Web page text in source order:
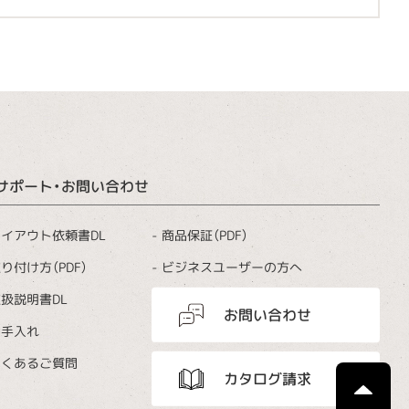
ポート・お問い合わせ
アウト依頼書DL
付け方（PDF）
説明書DL
入れ
あるご質問
商品保証（PDF）
ビジネスユーザーの方へ
お問い合わせ
カタログ請求